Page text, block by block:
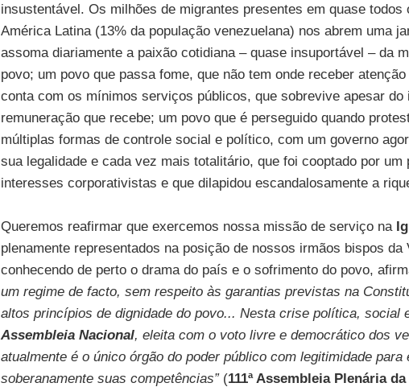
insustentável. Os milhões de migrantes presentes em quase todos
América Latina (13% da população venezuelana) nos abrem uma
assoma diariamente a paixão cotidiana – quase insuportável – da
povo; um povo que passa fome, que não tem onde receber
conta com os mínimos serviços públicos, que sobrevive apesar do
remuneração que recebe; um povo que é perseguido quando
múltiplas formas de controle social e político, com um governo
sua legalidade e cada vez mais totalitário, que foi cooptado por um
interesses corporativistas e que dilapidou escandalosamente a
Queremos reafirmar que exercemos nossa missão de serviço na
plenamente representados na posição de nossos irmãos bispos da
conhecendo de perto o drama do país e o sofrimento do povo,
um regime de facto, sem respeito às garantias previstas na
altos princípios de dignidade do povo... Nesta crise política, social
Assembleia Nacional, eleita com o voto livre e democrático dos
atualmente é o único órgão do poder público com legitimidade para
soberanamente suas competências”(111ª Assembleia Plenária